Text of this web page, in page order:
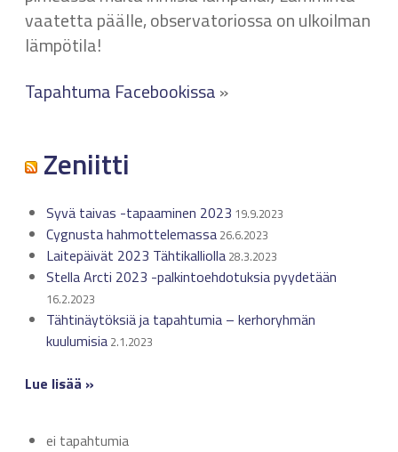
vaatetta päälle, observatoriossa on ulkoilman
lämpötila!
Tapahtuma Facebookissa»
Zeniitti
Syvä taivas -tapaaminen 2023 19.9.2023
Cygnusta hahmottelemassa 26.6.2023
Laitepäivät 2023 Tähtikalliolla 28.3.2023
Stella Arcti 2023 -palkintoehdotuksia pyydetään
16.2.2023
Tähtinäytöksiä ja tapahtumia – kerhoryhmän
kuulumisia 2.1.2023
Lue lisää »
ei tapahtumia